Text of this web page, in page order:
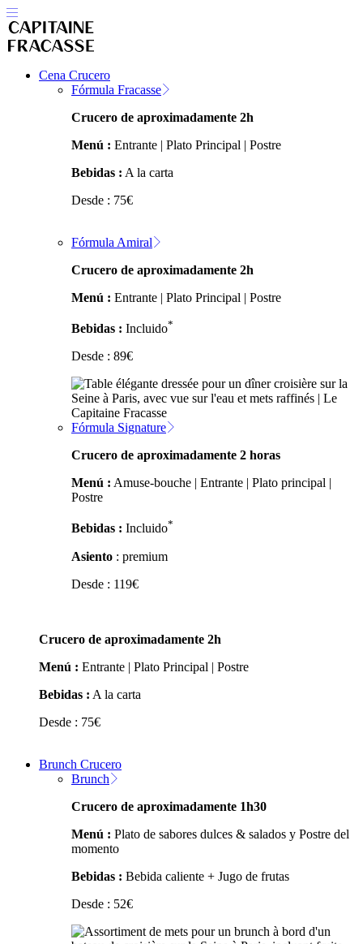
Cena Crucero
Fórmula Fracasse
Crucero de aproximadamente 2h
Menú : Entrante | Plato Principal | Postre
Bebidas : A la carta
Desde : 75€
Fórmula Amiral
Crucero de aproximadamente 2h
Menú : Entrante | Plato Principal | Postre
Bebidas : Incluido*
Desde : 89€
Fórmula Signature
Crucero de aproximadamente 2 horas
Menú : Amuse-bouche | Entrante | Plato principal |
Postre
Bebidas : Incluido*
Asiento : premium
Desde : 119€
Crucero de aproximadamente 2h
Menú : Entrante | Plato Principal | Postre
Bebidas : A la carta
Desde : 75€
Brunch Crucero
Brunch
Crucero de aproximadamente 1h30
Menú : Plato de sabores dulces & salados y Postre del
momento
Bebidas : Bebida caliente + Jugo de frutas
Desde : 52€